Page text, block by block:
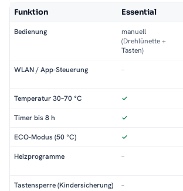
Funktion Essential
Bedienung
manuell
(Drehlünette +
Tasten)
WLAN / App-Steuerung –
Temperatur 30–70 °C ✓
Timer bis 8 h ✓
ECO-Modus (50 °C) ✓
Heizprogramme –
Tastensperre (Kindersicherung) –